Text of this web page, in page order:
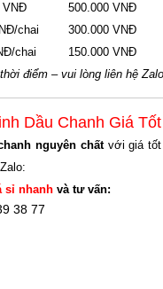
VNĐ 500.000 VNĐ
chai 300.000 VNĐ
chai 150.000 VNĐ
điểm – vui lòng liên hệ
Dầu Chanh Giá
nguyên chấtvới giá tốt
sỉ nhanh và tư vấn:
38 77